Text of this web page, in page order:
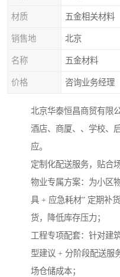
材质 五金相关材料
销售地 北京
名称 五金材料
价格 咨询业务经理
北京华泰恒昌商贸有限
酒店、商厦、、学校、
应。
定制化配送服务，贴合
物业专属方案：为小区
具 + 应急耗材” 定期补
货，降低库存压力；​
工程专项配套：针对建
型建议 + 分阶段配送服
场仓储成本；​